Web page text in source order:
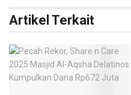
Artikel Terkait